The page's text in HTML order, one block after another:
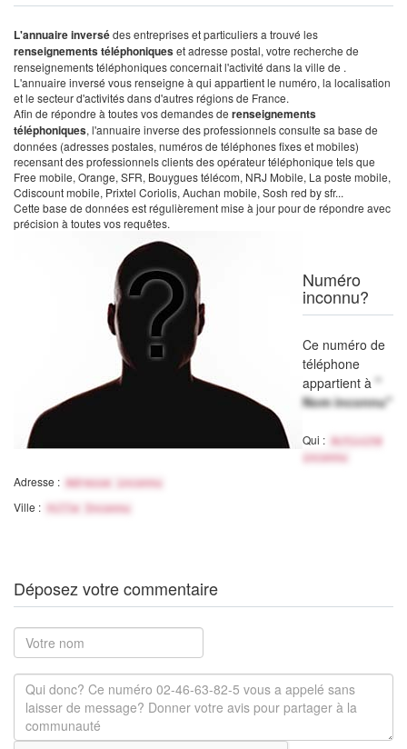
L'annuaire inversédes entreprises et particuliers a trouvé les
renseignements téléphoniqueset adresse postal, votre recherche de
renseignements téléphoniques concernait l'activité dans la ville de .
L'annuaire inversé vous renseigne à qui appartient le numéro, la localisation
et le secteur d'activités dans d'autres régions de France.
Afin de répondre à toutes vos demandes de renseignements
téléphoniques, l'annuaire inverse des professionnels consulte sa base de
données (adresses postales, numéros de téléphones fixes et mobiles)
recensant des professionnels clients des opérateur téléphonique tels que
Free mobile, Orange, SFR, Bouygues télécom, NRJ Mobile, La poste mobile,
Cdiscount mobile, Prixtel Coriolis, Auchan mobile, Sosh red by sfr...
Cette base de données est régulièrement mise à jour pour de répondre avec
précision à toutes vos requêtes.
Numéro
inconnu?
Ce numéro de
téléphone
appartient à "
Nom inconnu"
Qui :
Activité
inconnu
Adresse : Adresse inconnu
Ville : Ville Inconnu
Déposez votre commentaire